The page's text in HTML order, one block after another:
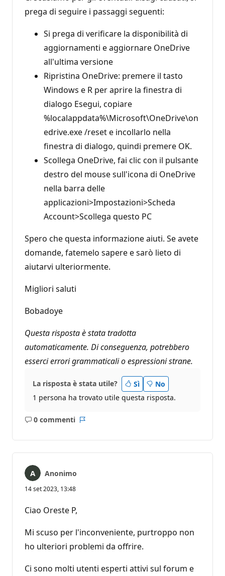
prega di seguire i passaggi seguenti:
Si prega di verificare la disponibilità di
aggiornamenti e aggiornare OneDrive
all'ultima versione
Ripristina OneDrive: premere il tasto
Windows e R per aprire la finestra di
dialogo Esegui, copiare
%localappdata%\Microsoft\OneDrive\on
edrive.exe /reset e incollarlo nella
finestra di dialogo, quindi premere OK.
Scollega OneDrive, fai clic con il pulsante
destro del mouse sull'icona di OneDrive
nella barra delle
applicazioni>Impostazioni>Scheda
Account>Scollega questo PC
Spero che questa informazione aiuti. Se avete
domande, fatemelo sapere e sarò lieto di
aiutarvi ulteriormente.
Migliori saluti
Bobadoye
Questa risposta è stata tradotta
automaticamente. Di conseguenza, potrebbero
esserci errori grammaticali o espressioni strane.
La risposta è stata utile? Sì
No
1 persona ha trovato utile questa risposta.
0 commenti
Nessun
Anonimo
14 set 2023, 13:48
Ciao Oreste P,
Mi scuso per l'inconveniente, purtroppo non
ho ulteriori problemi da offrire.
Ci sono molti utenti esperti attivi sul forum e